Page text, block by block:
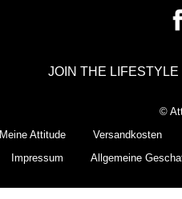
JOIN THE LIFESTYLE
©
Meine Attitude Versandkosten
Impressum Allgemeine